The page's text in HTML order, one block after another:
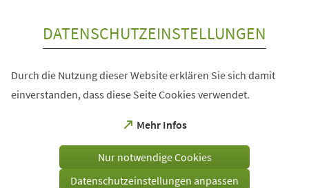
DATENSCHUTZEINSTELLUNGEN
Durch die Nutzung dieser Website erklären Sie sich damit
einverstanden, dass diese Seite Cookies verwendet.
Mehr Infos
(Öffnet
einem
Tab)
Nur notwendige Cookies
Datenschutzeinstellungen anpassen